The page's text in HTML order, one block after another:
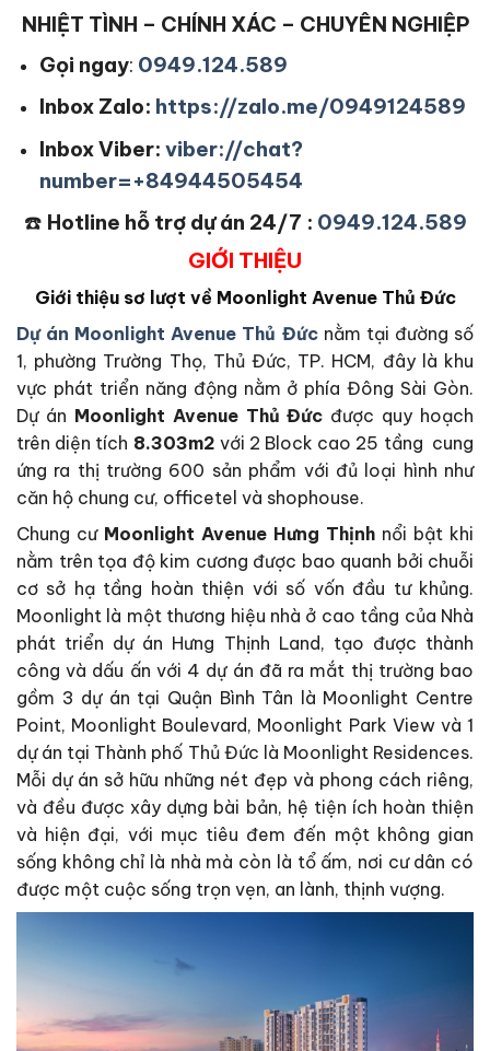
NHIỆT TÌNH – CHÍNH XÁC – CHUYÊN NGHIỆP
Gọi ngay: 0949.124.589
Inbox Zalo: https://zalo.me/0949124589
Inbox Viber: viber://chat?
number=+84944505454
☎️ Hotline hỗ trợ dự án 24/7 : 0949.124.589
GIỚI THIỆU
Giới thiệu sơ lượt về Moonlight Avenue Thủ Đức
Dự án Moonlight Avenue Thủ Đứcnằm tại đường số
1, phường Trường Thọ, Thủ Đức, TP. HCM, đây là khu
vực phát triển năng động nằm ở phía Đông Sài Gòn.
Dự án Moonlight Avenue Thủ Đức được quy hoạch
trên diện tích 8.303m2 với 2 Block cao 25 tầng cung
ứng ra thị trường 600 sản phẩm với đủ loại hình như
căn hộ chung cư, officetel và shophouse.
Chung cư Moonlight Avenue Hưng Thịnh nổi bật khi
nằm trên tọa độ kim cương được bao quanh bởi chuỗi
cơ sở hạ tầng hoàn thiện với số vốn đầu tư khủng.
Moonlight là một thương hiệu nhà ở cao tầng của Nhà
phát triển dự án Hưng Thịnh Land, tạo được thành
công và dấu ấn với 4 dự án đã ra mắt thị trường bao
gồm 3 dự án tại Quận Bình Tân là Moonlight Centre
Point, Moonlight Boulevard, Moonlight Park View và 1
dự án tại Thành phố Thủ Đức là Moonlight Residences.
Mỗi dự án sở hữu những nét đẹp và phong cách riêng,
và đều được xây dựng bài bản, hệ tiện ích hoàn thiện
và hiện đại, với mục tiêu đem đến một không gian
sống không chỉ là nhà mà còn là tổ ấm, nơi cư dân có
được một cuộc sống trọn vẹn, an lành, thịnh vượng.